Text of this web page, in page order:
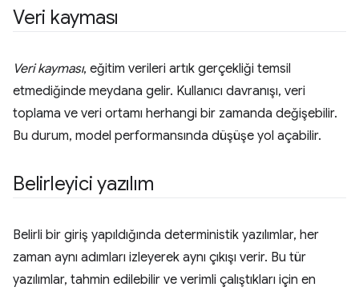
Veri kayması
Veri kayması, eğitim verileri artık gerçekliği temsil
etmediğinde meydana gelir. Kullanıcı davranışı, veri
toplama ve veri ortamı herhangi bir zamanda değişebilir.
Bu durum, model performansında düşüşe yol açabilir.
Belirleyici yazılım
Belirli bir giriş yapıldığında deterministik yazılımlar, her
zaman aynı adımları izleyerek aynı çıkışı verir. Bu tür
yazılımlar, tahmin edilebilir ve verimli çalıştıkları için en